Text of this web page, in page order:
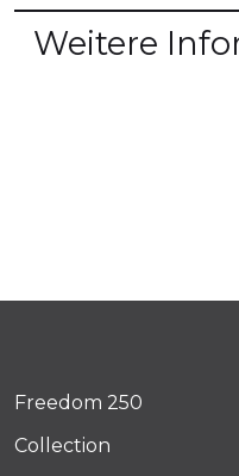
Weitere
Freedom 250
Collection